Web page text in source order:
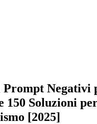
Prompt Negativi
150 Soluzioni
[2025]